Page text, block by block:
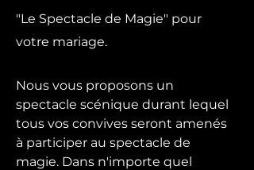
"Le Spectacle de Magie" pour
votre mariage.
Nous vous proposons un
spectacle scénique durant lequel
tous vos convives seront amenés
à participer au spectacle de
magie. Dans n'importe quel